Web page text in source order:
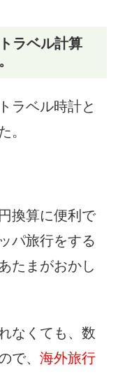
ラベル計算
ラベル時計と
。
換算に便利で
パ旅行をする
たまがおかし
なくても、数
で、 海外旅行